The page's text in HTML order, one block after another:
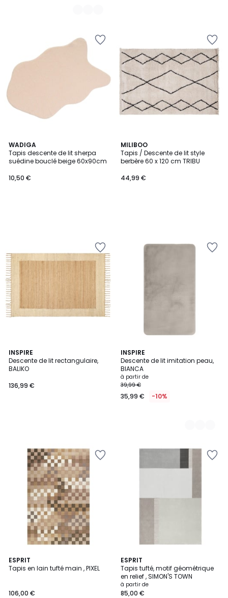
WADIGA
Tapis descente de lit sherpa
suédine bouclé beige 60x90cm
10,50 €
MILIBOO
Tapis / Descente de lit style
berbère 60 x 120 cm TRIBU
44,99 €
INSPIRE
Descente de lit rectangulaire,
BALIKO
136,99 €
INSPIRE
Descente de lit imitation peau,
BIANCA
à partir de
39,99 €
35,99 € -10%
2
Couleurs
ESPRIT
Tapis en lain tufté main , PIXEL
106,00 €
ESPRIT
Tapis tufté, motif géométrique
en relief , SIMON'S TOWN
à partir de
85,00 €